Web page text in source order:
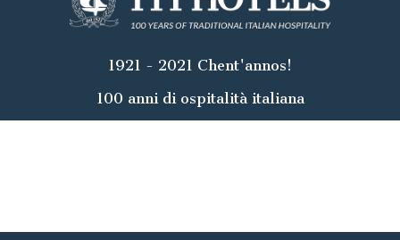
1921 - 2021 Chent'annos!
100 anni di ospitalità italiana